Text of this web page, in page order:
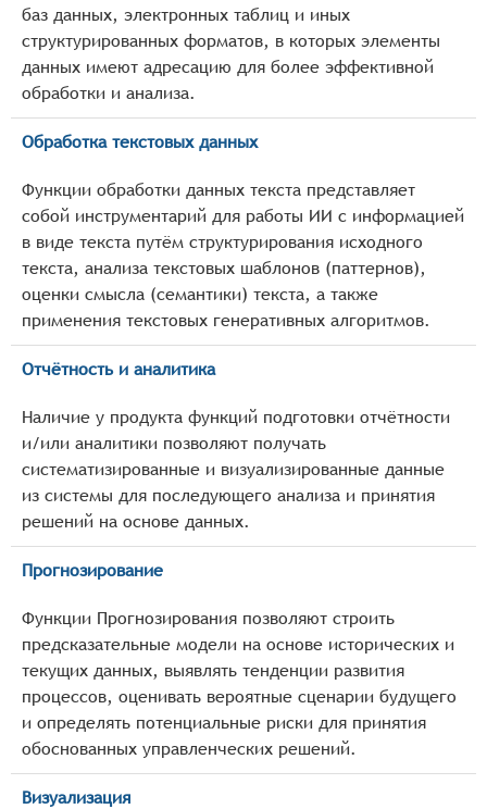
баз данных, электронных таблиц и иных
структурированных форматов, в которых элементы
данных имеют адресацию для более эффективной
обработки и анализа.
Обработка текстовых данных
Функции обработки данных текста представляет
собой инструментарий для работы ИИ с информацией
в виде текста путём структурирования исходного
текста, анализа текстовых шаблонов (паттернов),
оценки смысла (семантики) текста, а также
применения текстовых генеративных алгоритмов.
Отчётность и аналитика
Наличие у продукта функций подготовки отчётности
и/или аналитики позволяют получать
систематизированные и визуализированные данные
из системы для последующего анализа и принятия
решений на основе данных.
Прогнозирование
Функции Прогнозирования позволяют строить
предсказательные модели на основе исторических и
текущих данных, выявлять тенденции развития
процессов, оценивать вероятные сценарии будущего
и определять потенциальные риски для принятия
обоснованных управленческих решений.
Визуализация